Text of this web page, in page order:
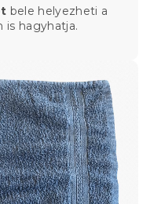
bele helyezheti a
is hagyhatja.